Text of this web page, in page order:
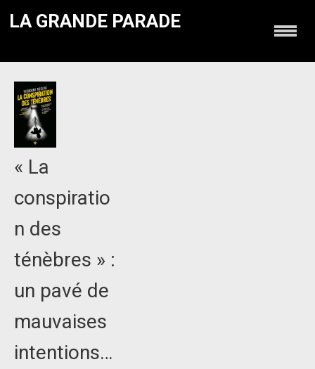
LA GRANDE PARADE
« La
conspiratio
n des
ténèbres » :
un pavé de
mauvaises
intentions…